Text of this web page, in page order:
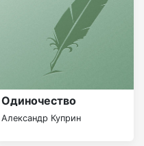
Одиночество
Александр Куприн